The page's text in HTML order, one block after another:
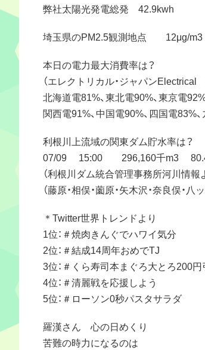
弊社太陽光発電総発 42.9kwh
埼玉県のPM2.5観測地点 12μg/m3
本日の電力最大消費率は？
（エレクトリカル・ジャパン
北海道電81%、東北電90%、東京電
関西電91%、中国電90%、四国電83%
利根川上流域の関東ダム貯水率は？
07/09 15:00 296,160千m3
（利根川ダム統合管理事務所河川情報
（藤原・相俣・薗原・矢木沢・奈良俣・
＊Twitter世界トレンドより
1位：＃焼肉きんぐでハワイ気分
2位：＃結成14周年おめでTJ
3位：＃くら寿司本まぐろ大とろ200円
4位：＃清麗戦を応援しよう
5位：＃ローソン0秒パスタサラダ
羅漢さん 心の日めくり
苦難の時力になるのは